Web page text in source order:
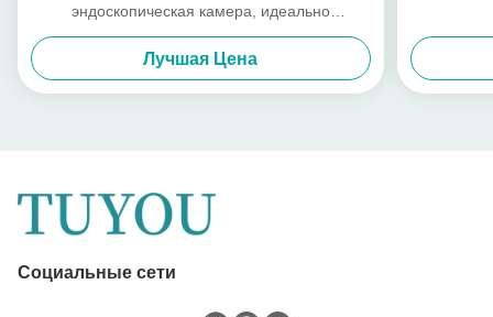
эндоскопическая камера, идеально
подходящая для малоинвазивных операций
Лучшая Цена
Социальные сети